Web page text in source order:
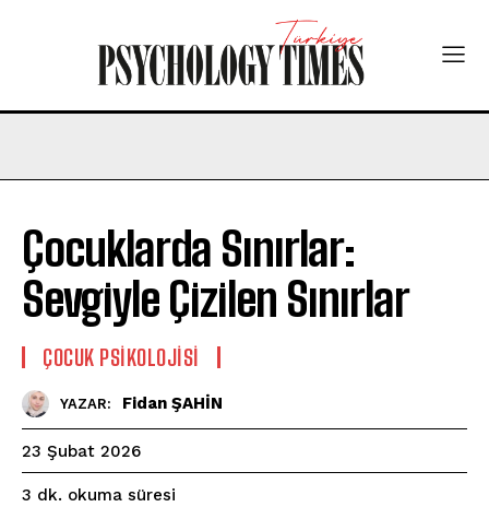
Çocuklarda Sınırlar:
Sevgiyle Çizilen Sınırlar
ÇOCUK PSIKOLOJISI
YAZAR: Fidan ŞAHİN
23 Şubat 2026
3 dk. okuma süresi